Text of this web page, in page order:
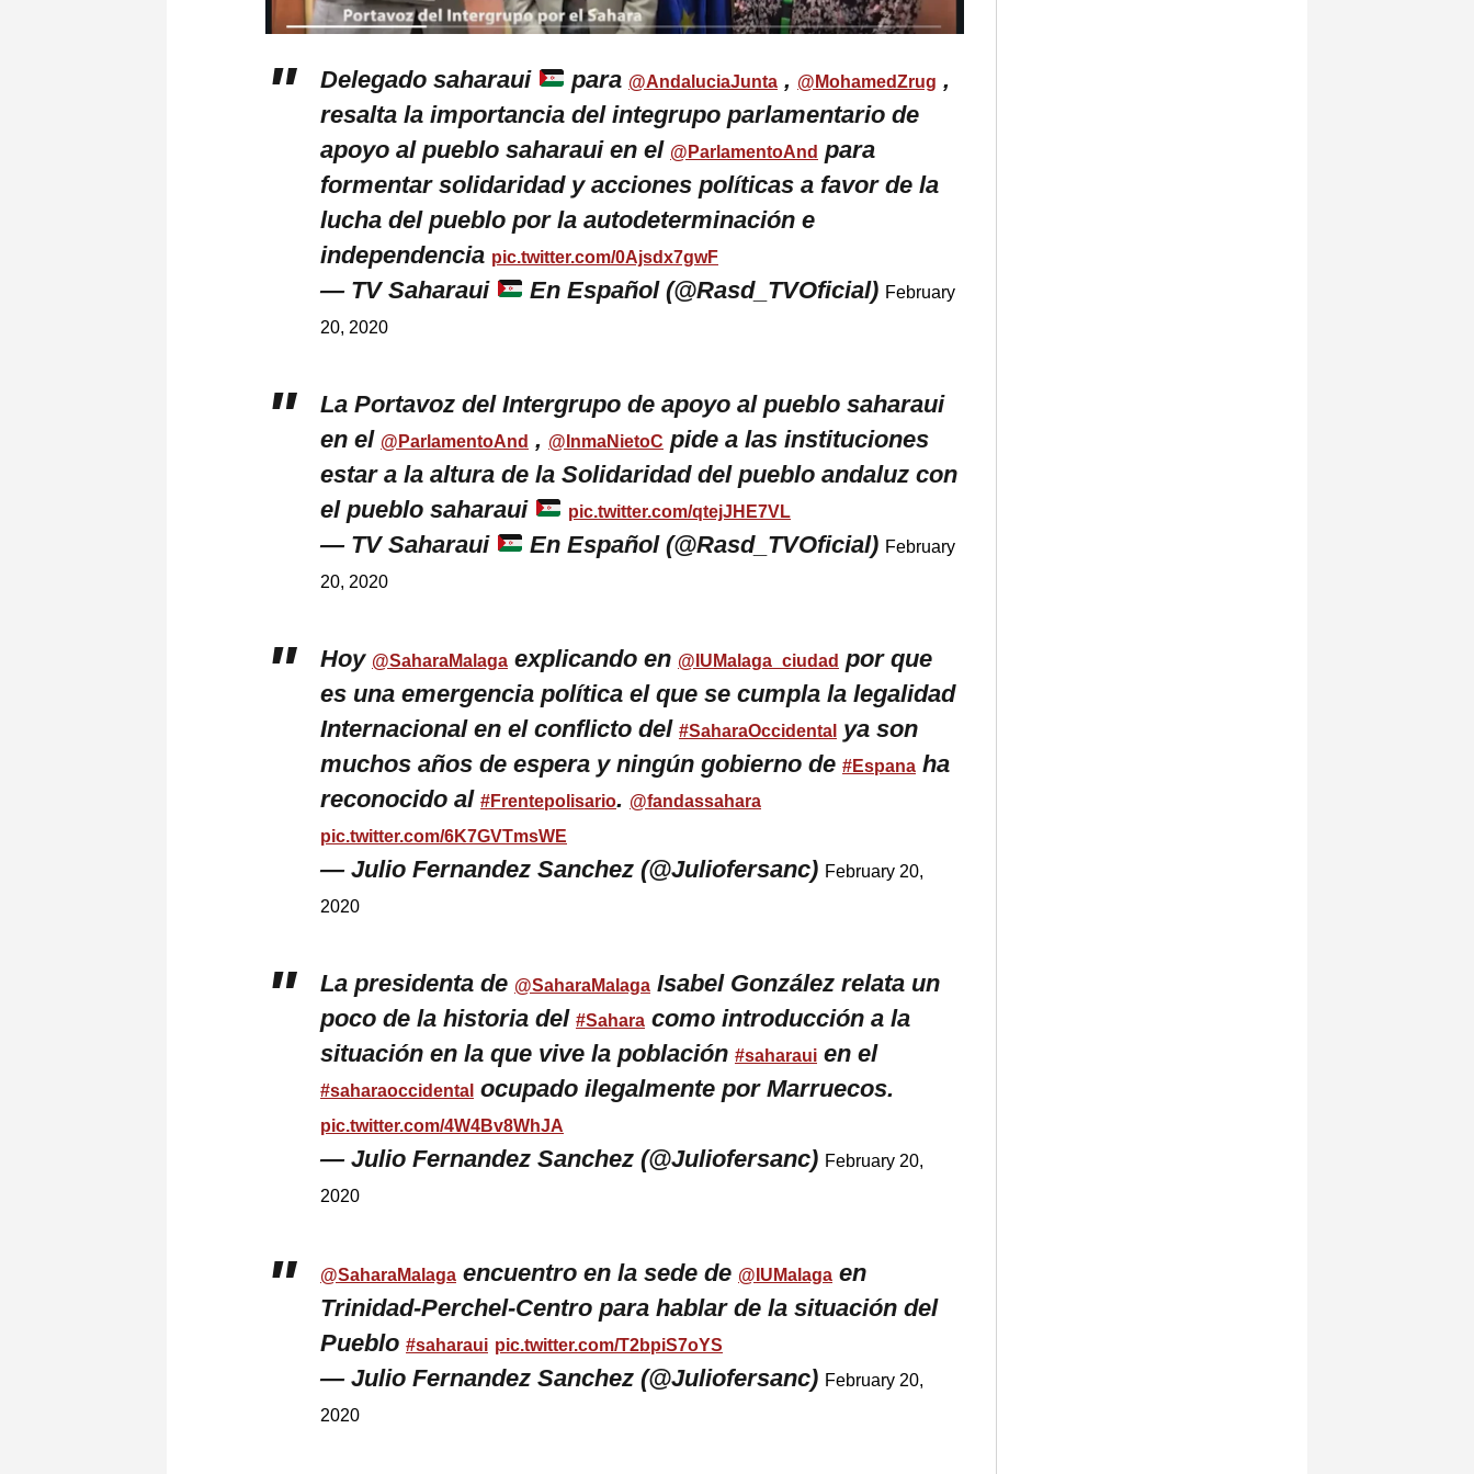
Delegado saharaui para @AndaluciaJunta , @MohamedZrug ,
resalta la importancia del integrupo parlamentario de
apoyo al pueblo saharaui en el @ParlamentoAnd para
formentar solidaridad y acciones políticas a favor de la
lucha del pueblo por la autodeterminación e
independencia pic.twitter.com/0Ajsdx7gwF
— TV Saharaui En Español (@Rasd_TVOficial) February
20, 2020
La Portavoz del Intergrupo de apoyo al pueblo saharaui
en el @ParlamentoAnd , @InmaNietoC pide a las instituciones
estar a la altura de la Solidaridad del pueblo andaluz con
el pueblo saharaui
pic.twitter.com/qtejJHE7VL
— TV Saharaui En Español (@Rasd_TVOficial) February
20, 2020
Hoy @SaharaMalaga explicando en @IUMalaga_ciudad por que
es una emergencia política el que se cumpla la legalidad
Internacional en el conflicto del #SaharaOccidental
ya son
muchos años de espera y ningún gobierno de #Espana ha
reconocido al #Frentepolisario. @fandassahara
pic.twitter.com/6K7GVTmsWE
— Julio Fernandez Sanchez (@Juliofersanc) February 20,
2020
La presidenta de @SaharaMalaga Isabel González relata un
poco de la historia del #Sahara como introducción a la
situación en la que vive la población #saharaui en el
#saharaoccidental ocupado ilegalmente por Marruecos.
pic.twitter.com/4W4Bv8WhJA
— Julio Fernandez Sanchez (@Juliofersanc) February 20,
2020
@SaharaMalaga encuentro en la sede de @IUMalaga en
Trinidad-Perchel-Centro para hablar de la situación del
Pueblo #saharaui pic.twitter.com/T2bpiS7oYS
— Julio Fernandez Sanchez (@Juliofersanc) February 20,
2020